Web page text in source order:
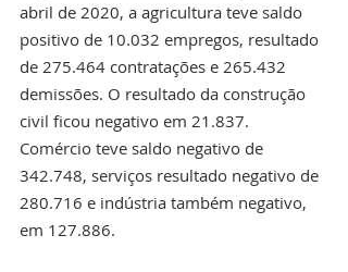
abril de 2020, a agricultura teve saldo
positivo de 10.032 empregos, resultado
de 275.464 contratações e 265.432
demissões. O resultado da construção
civil ficou negativo em 21.837.
Comércio teve saldo negativo de
342.748, serviços resultado negativo de
280.716 e indústria também negativo,
em 127.886.